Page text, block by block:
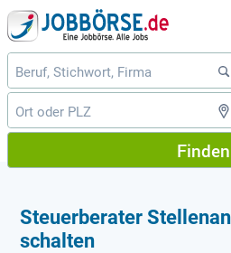
Finden
Steuerberater
schalten